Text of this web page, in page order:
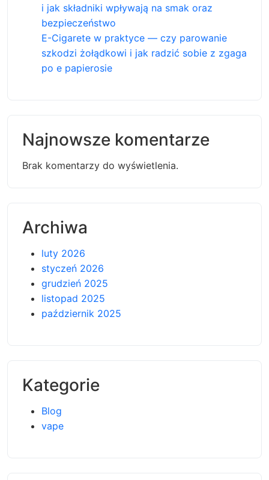
i jak składniki wpływają na smak oraz
bezpieczeństwo
E-Cigarete w praktyce — czy parowanie
szkodzi żołądkowi i jak radzić sobie z zgaga
po e papierosie
Najnowsze komentarze
Brak komentarzy do wyświetlenia.
Archiwa
luty 2026
styczeń 2026
grudzień 2025
listopad 2025
październik 2025
Kategorie
Blog
vape